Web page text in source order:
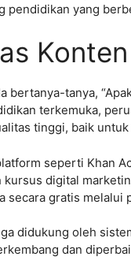
pendidikan yang
bertanya-tanya,
terkemuka,
tinggi, baik
seperti Khan
kursus digital
secara gratis melalui
didukung oleh
dan